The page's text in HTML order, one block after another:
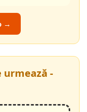
→
urmează -